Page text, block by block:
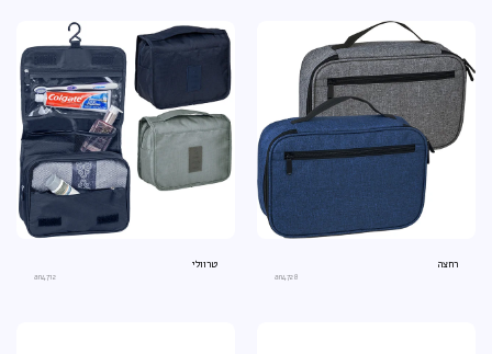
רחצה
an4728
טרוולי
an4712